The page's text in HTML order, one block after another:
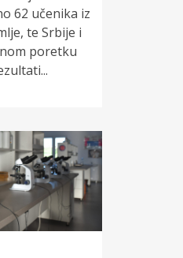
62 učenika iz
te Srbije i
poretku